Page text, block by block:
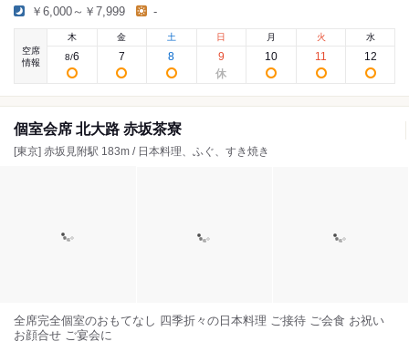
￥6,000～￥7,999 -
空席
情報
木
8/6
金
7
土
8
日
9
月
10
火
11
水
12
個室会席 北大路 赤坂茶寮
[東京] 赤坂見附駅 183m / 日本料理、ふぐ、すき焼き
全席完全個室のおもてなし 四季折々の日本料理 ご接待 ご会食 お祝い
お顔合せ ご宴会に